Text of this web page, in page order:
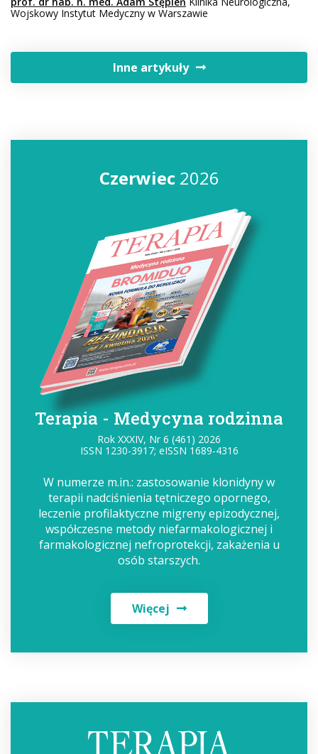
Wojskowy Instytut Medyczny w Warszawie
Inne artykuły
Czerwiec2026
Terapia - Medycyna rodzinna
Rok XXXIV, Nr 6 (461) 2026
ISSN 1230-3917; eISSN 1689-4316
W numerze m.in.: zastosowanie klonidyny w
terapii nadciśnienia tętniczego opornego,
leczenie profilaktyczne migreny epizodycznej,
współczesne metody niefarmakologicznej i
farmakologicznej nefroprotekcji, zakażenia u
osób starszych.
Więcej